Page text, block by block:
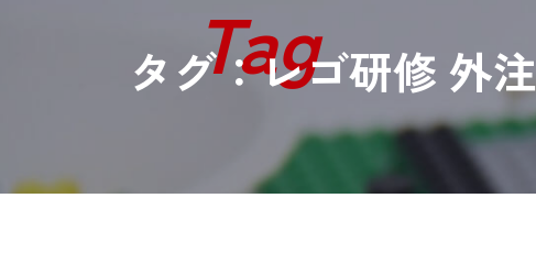
タグ：レゴ研修 外注